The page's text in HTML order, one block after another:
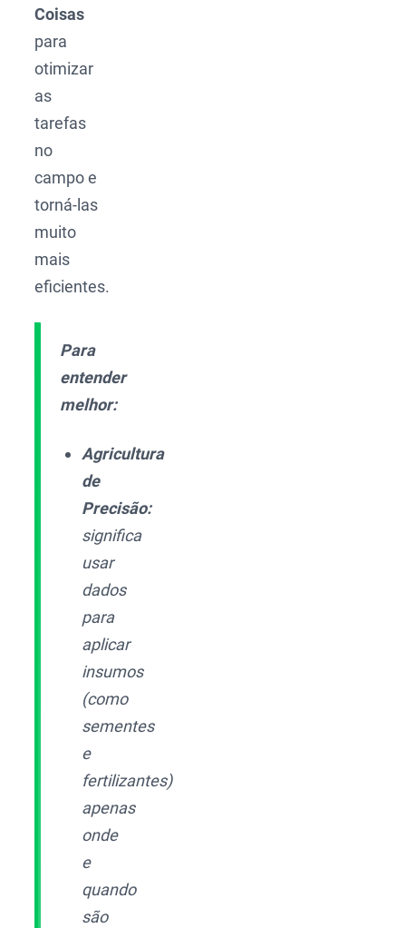
Coisas
para
otimizar
as
tarefas
no
campo e
torná-las
muito
mais
eficientes.
Para
entender
melhor:
Agricultura
de
Precisão:
significa
usar
dados
para
aplicar
insumos
(como
sementes
e
fertilizantes)
apenas
onde
e
quando
são